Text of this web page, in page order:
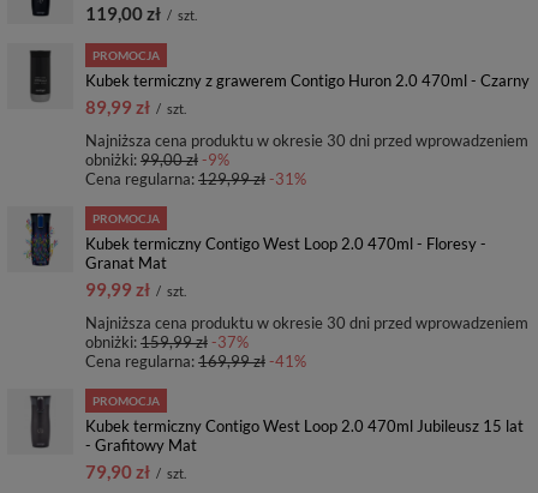
119,00 zł / szt.
PROMOCJA
Kubek termiczny z grawerem Contigo Huron 2.0 470ml - Czarny
89,99 zł / szt.
Najniższa cena produktu w okresie 30 dni przed wprowadzeniem
obniżki:99,00 zł-9%
Cena regularna:129,99 zł-31%
PROMOCJA
Kubek termiczny Contigo West Loop 2.0 470ml - Floresy -
Granat Mat
99,99 zł / szt.
Najniższa cena produktu w okresie 30 dni przed wprowadzeniem
obniżki:159,99 zł-37%
Cena regularna:169,99 zł-41%
PROMOCJA
Kubek termiczny Contigo West Loop 2.0 470ml Jubileusz 15 lat
- Grafitowy Mat
79,90 zł / szt.